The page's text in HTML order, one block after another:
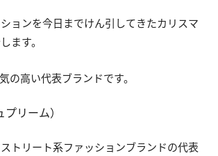
ョンを今日までけん引してきたカリスマ
ます。
の高い代表ブランドです。
リーム）
トリート系ファッションブランドの代表